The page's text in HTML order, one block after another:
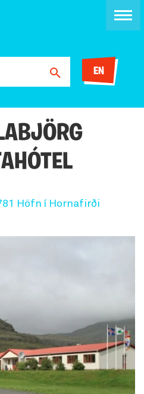
EN
Höfn í Hornafirði